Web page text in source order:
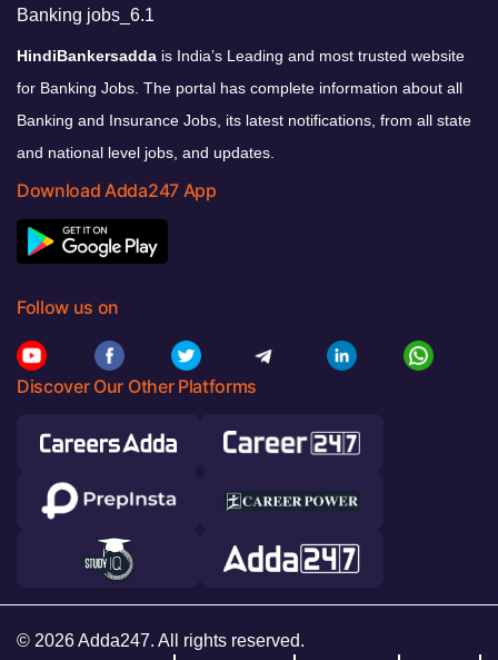
HindiBankersadda is India’s Leading and most trusted website
for Banking Jobs. The portal has complete information about all
Banking and Insurance Jobs, its latest notifications, from all state
and national level jobs, and updates.
Download Adda247 App
Follow us on
Discover Our Other Platforms
© 2026 Adda247. All rights reserved.